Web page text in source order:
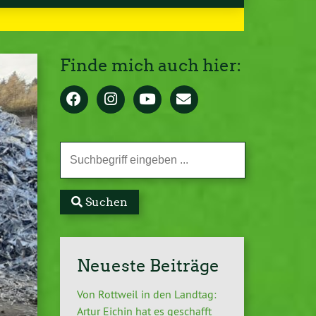
Finde mich auch hier:
Suchen
Neueste Beiträge
Von Rottweil in den Landtag:
Artur Eichin hat es geschafft